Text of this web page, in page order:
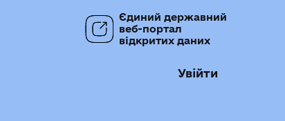
Єдиний державний
веб-портал
відкритих даних
Увійти